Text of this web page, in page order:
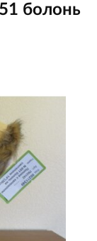
болонь